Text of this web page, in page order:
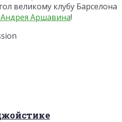
великому клубу Барселона
Аршавина!